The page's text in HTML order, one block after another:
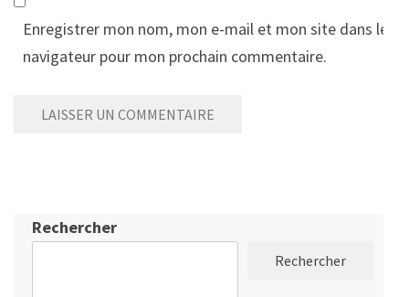
Enregistrer mon nom, mon e-mail et mon site dans le
navigateur pour mon prochain commentaire.
Rechercher
Rechercher